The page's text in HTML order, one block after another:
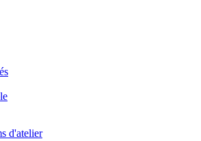
d'atelier